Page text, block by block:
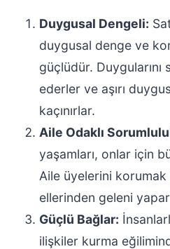
Duygusal Dengeli:
duygusal denge ve
güçlüdür.
ederler ve aşırı
kaçınırlar.
Aile Odaklı
yaşamları, onlar için
Aile üyelerini
ellerinden geleni
Güçlü Bağlar:
ilişkiler kurma